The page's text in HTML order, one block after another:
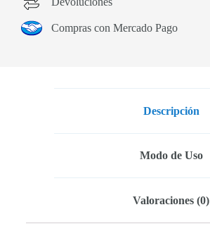
Compras con Mercado Pago
Descripción
Modo de Uso
Valoraciones (0)